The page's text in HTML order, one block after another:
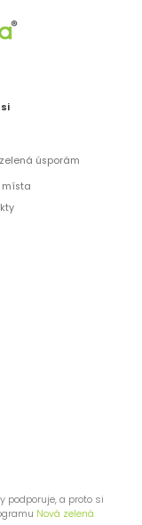
úsporám
místa
podporuje, a proto si
Nová zelená